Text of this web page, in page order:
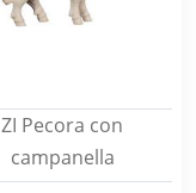
ZI Pecora con
campanella